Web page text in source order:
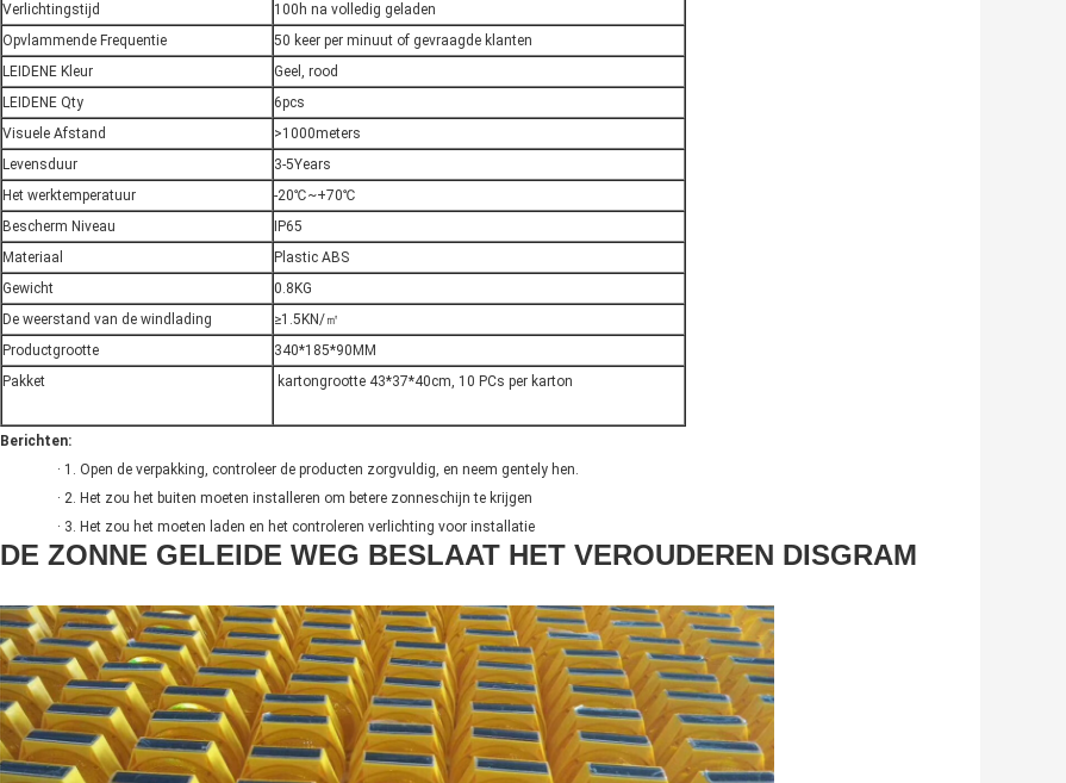
Verlichtingstijd
100h na volledig geladen
Opvlammende Frequentie
50 keer per minuut of gevraagde klanten
LEIDENE Kleur
Geel, rood
LEIDENE Qty
6pcs
Visuele Afstand
>1000meters
Levensduur
3-5Years
Het werktemperatuur
-20℃~+70℃
Bescherm Niveau
IP65
Materiaal
Plastic ABS
Gewicht
0.8KG
De weerstand van de windlading
≥1.5KN/㎡
Productgrootte
340*185*90MM
Pakket
kartongrootte 43*37*40cm, 10 PCs per karton
Berichten:
· 1. Open de verpakking, controleer de producten zorgvuldig, en neem gentely hen.
· 2. Het zou het buiten moeten installeren om betere zonneschijn te krijgen
· 3. Het zou het moeten laden en het controleren verlichting voor installatie
DE ZONNE GELEIDE WEG BESLAAT HET VEROUDEREN DISGRAM